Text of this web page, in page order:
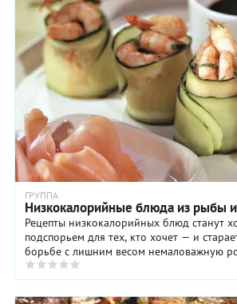
ГРУППА
Низкокалорийные блюда из рыбы
Рецепты низкокалорийных блюд станут
подспорьем для тех, кто хочет — и
борьбе с лишним весом немаловажную
аппетит. Если душа не принимает новых